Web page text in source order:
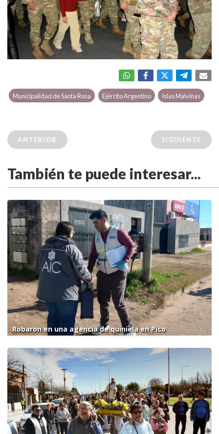
Municipalidad de Santa Rosa Ejército Argentino Islas Malvinas
ANTERIOR SIGUIENTE
También te puede interesar...
Robaron en una agencia de quiniela en Pico